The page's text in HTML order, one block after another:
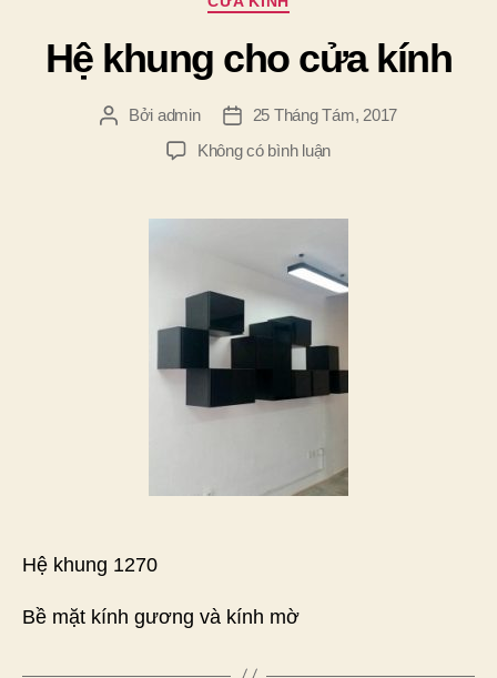
Hệ khung cho cửa kính
TácBởi admin
Ngày
đăng
25 Tháng Tám, 2017
Không có bình luậnở
cho
kính
Hệ khung 1270
Bề mặt kính gương và kính mờ